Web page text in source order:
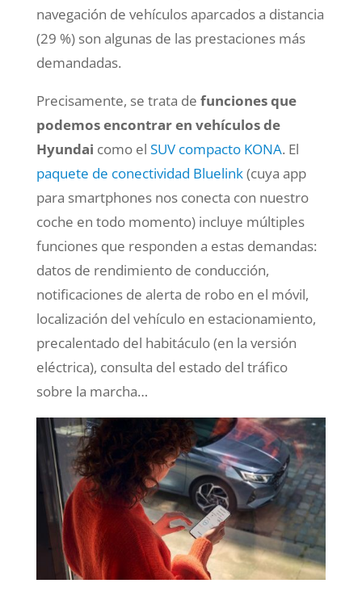
navegación de vehículos aparcados a distancia
(29 %) son algunas de las prestaciones más
demandadas.
Precisamente, se trata de funciones que
podemos encontrar en vehículos de
Hyundai como el SUV compacto KONA. El
paquete de conectividad Bluelink(cuya app
para smartphones nos conecta con nuestro
coche en todo momento) incluye múltiples
funciones que responden a estas demandas:
datos de rendimiento de conducción,
notificaciones de alerta de robo en el móvil,
localización del vehículo en estacionamiento,
precalentado del habitáculo (en la versión
eléctrica), consulta del estado del tráfico
sobre la marcha…